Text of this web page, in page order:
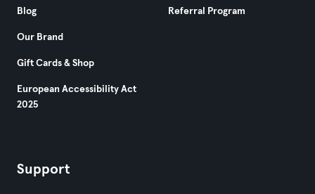
Blog
Our Brand
Gift Cards & Shop
European Accessibility Act
2025
Referral Program
Support